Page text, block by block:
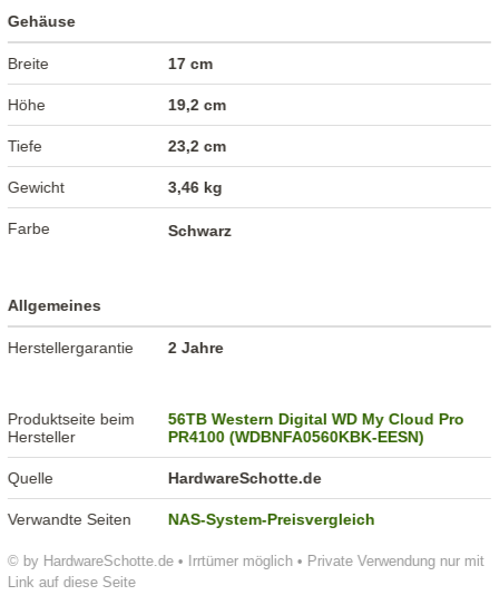
© by HardwareSchotte.de • Irrtümer möglich • Private Verwendung nur mit
Link auf diese Seite
Gehäuse
Breite 17 cm
Höhe 19,2 cm
Tiefe 23,2 cm
Gewicht 3,46 kg
Farbe Schwarz
Allgemeines
Herstellergarantie 2 Jahre
Produktseite beim
Hersteller
56TB Western Digital WD My Cloud Pro
PR4100 (WDBNFA0560KBK-EESN)
Quelle HardwareSchotte.de
Verwandte Seiten NAS-System-Preisvergleich